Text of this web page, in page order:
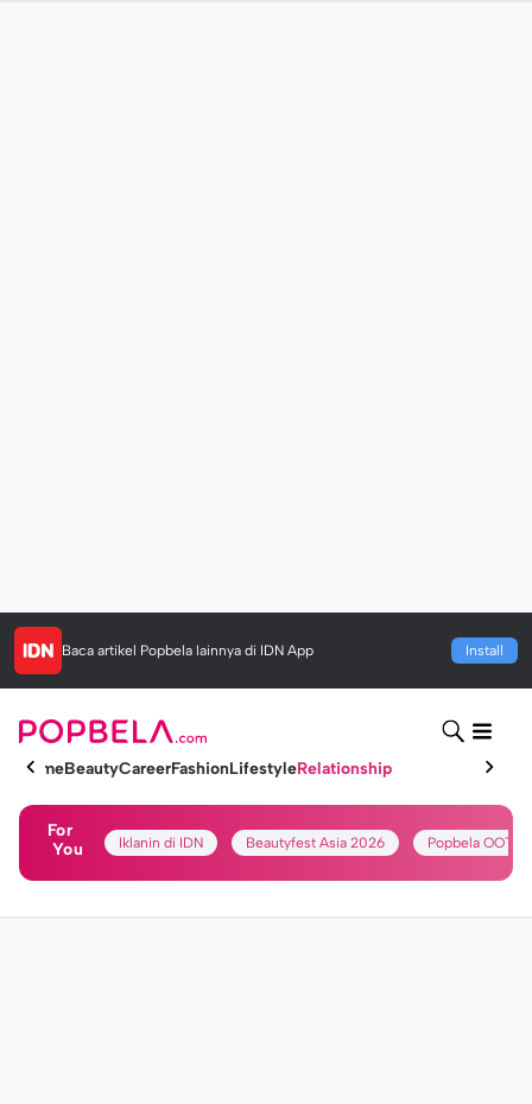
Baca artikel Popbela lainnya di IDN App Install
HomeBeautyCareerFashionLifestyleRelationship
For
You
Iklanin di IDN Beautyfest Asia 2026 Popbela OOTD